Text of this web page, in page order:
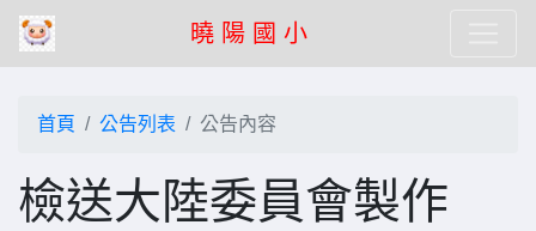
曉 陽 國 小
首頁 公告列表 公告內容
檢送大陸委員會製作